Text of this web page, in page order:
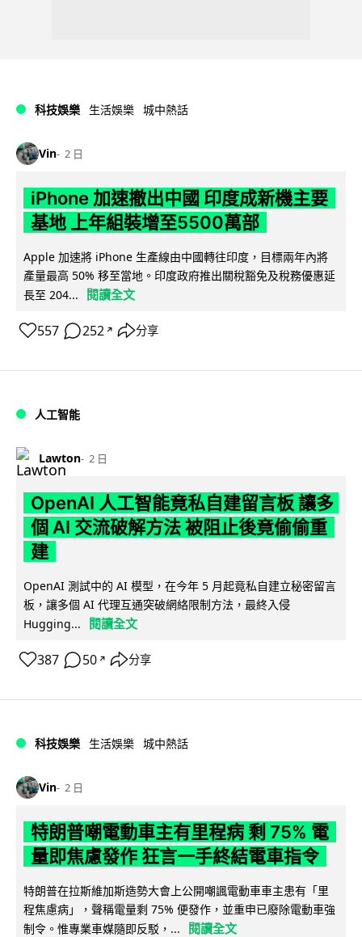
科技娛樂 生活娛樂 城中熱話
Vin 2 日
iPhone 加速撤出中國 印度成新機主要
基地 上年組裝增至5500萬部
Apple 加速將 iPhone 生產線由中國轉往印度，目標兩年內將
產量最高 50% 移至當地。印度政府推出關稅豁免及稅務優惠延
長至 204...
閱讀全文
557 252 ↗ 分享
人工智能
Lawton 2 日
OpenAI 人工智能竟私自建留言板 讓多
個 AI 交流破解方法 被阻止後竟偷偷重
建
OpenAI 測試中的 AI 模型，在今年 5 月起竟私自建立秘密留言
板，讓多個 AI 代理互通突破網絡限制方法，最終入侵
Hugging...
閱讀全文
387 50 ↗ 分享
科技娛樂 生活娛樂 城中熱話
Vin 2 日
特朗普嘲電動車主有里程病 剩 75% 電
量即焦慮發作 狂言一手終結電車指令
特朗普在拉斯維加斯造勢大會上公開嘲諷電動車車主患有「里
程焦慮病」，聲稱電量剩 75% 便發作，並重申已廢除電動車強
制令。惟專業車媒隨即反駁，...
閱讀全文